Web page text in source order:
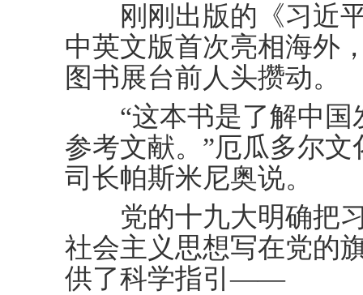
刚刚出版的《习近平
中英文版首次亮相海外
图书展台前人头攒动。
“这本书是了解中国
参考文献。”厄瓜多尔
司长帕斯米尼奥说。
党的十九大明确把习
社会主义思想写在党的
供了科学指引——